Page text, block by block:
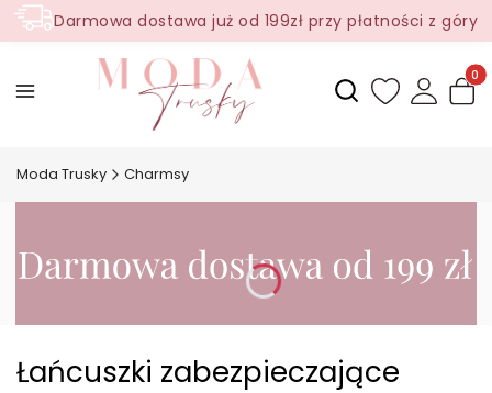
Darmowa dostawa już od 199zł przy płatności z góry
Otwórz
Moda Trusky Charmsy
Łańcuszki zabezpieczające